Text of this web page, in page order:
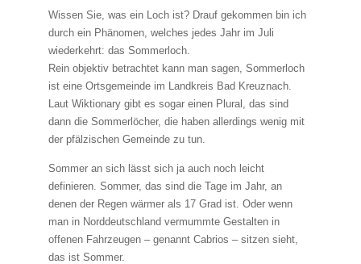
Wissen Sie, was ein Loch ist? Drauf gekommen bin ich
durch ein Phänomen, welches jedes Jahr im Juli
wiederkehrt: das Sommerloch.
Rein objektiv betrachtet kann man sagen, Sommerloch
ist eine Ortsgemeinde im Landkreis Bad Kreuznach.
Laut Wiktionary gibt es sogar einen Plural, das sind
dann die Sommerlöcher, die haben allerdings wenig mit
der pfälzischen Gemeinde zu tun.
Sommer an sich lässt sich ja auch noch leicht
definieren. Sommer, das sind die Tage im Jahr, an
denen der Regen wärmer als 17 Grad ist. Oder wenn
man in Norddeutschland vermummte Gestalten in
offenen Fahrzeugen – genannt Cabrios – sitzen sieht,
das ist Sommer.